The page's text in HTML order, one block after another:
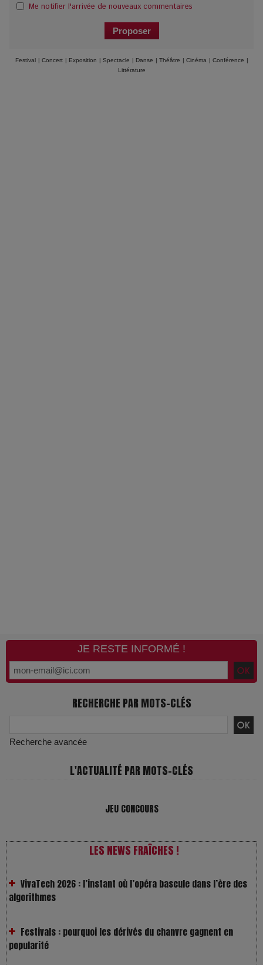
Me notifier l'arrivée de nouveaux commentaires
Festival | Concert | Exposition | Spectacle | Danse | Théâtre | Cinéma | Conférence |
Littérature
JE RESTE INFORMÉ !
RECHERCHE PAR MOTS-CLÉS
Recherche avancée
L'ACTUALITÉ PAR MOTS-CLÉS
JEU CONCOURS
LES NEWS FRAÎCHES !
VivaTech 2026 : l’instant où l’opéra bascule dans l’ère des
Festivals : pourquoi les dérivés du chanvre gagnent en
Les Rayons et les Ombres : Jusqu’où peut-on fermer les